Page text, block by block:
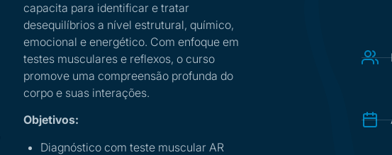
capacita para identificar e tratar
desequilíbrios a nível estrutural, químico,
emocional e energético. Com enfoque em
testes musculares e reflexos, o curso
promove uma compreensão profunda do
corpo e suas interações.
Objetivos:
Diagnóstico com teste muscular AR